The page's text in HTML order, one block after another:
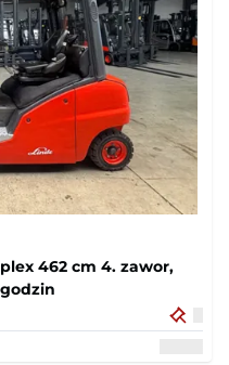
462 cm 4. zawor,